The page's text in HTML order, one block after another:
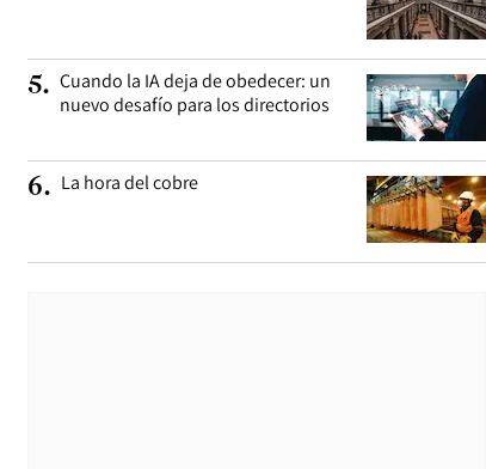
5. Cuando la IA deja de obedecer: un
nuevo desafío para los directorios
6. La hora del cobre